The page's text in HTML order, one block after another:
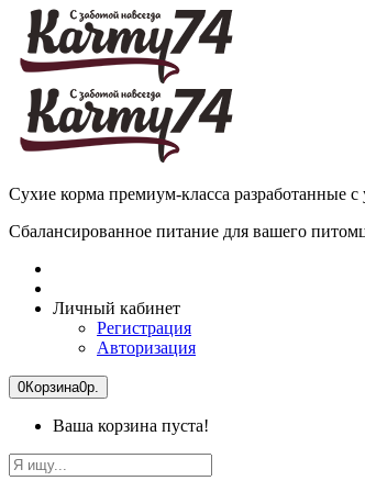
Сухие корма премиум-класса разработанные
Сбалансированное питание для вашего
Личный кабинет
Регистрация
Авторизация
0Корзина0р.
Ваша корзина пуста!